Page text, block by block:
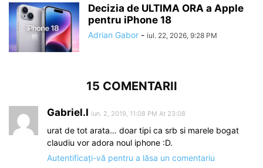
Decizia de ULTIMA ORA a Apple
pentru iPhone 18
Adrian Gabor - iul. 22, 2026, 9:28 PM
15 COMENTARII
Gabriel.I iun. 2, 2019, 11:08 PM At 23:08
urat de tot arata… doar tipi ca srb si marele bogat
claudiu vor adora noul iphone :D.
Autentificați-vă pentru a lăsa un comentariu